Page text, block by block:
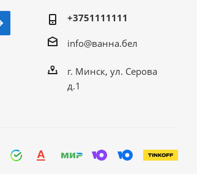
+3751111111
info@ванна.бел
г. Минск, ул. Серова
д.1